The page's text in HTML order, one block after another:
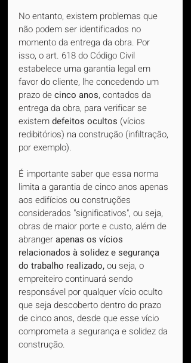
No entanto, existem problemas que
não podem ser identificados no
momento da entrega da obra. Por
isso, o art. 618 do Código Civil
estabelece uma garantia legal em
favor do cliente, lhe concedendo um
prazo de cinco anos, contados da
entrega da obra, para verificar se
existem defeitos ocultos (vícios
redibitórios) na construção (infiltração,
por exemplo).
É importante saber que essa norma
limita a garantia de cinco anos apenas
aos edifícios ou construções
considerados "significativos", ou seja,
obras de maior porte e custo, além de
abranger apenas os vícios
relacionados à solidez e segurança
do trabalho realizado, ou seja, o
empreiteiro continuará sendo
responsável por qualquer vício oculto
que seja descoberto dentro do prazo
de cinco anos, desde que esse vício
comprometa a segurança e solidez da
construção.